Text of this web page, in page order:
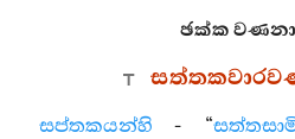
ඡක්ක
සප්තකයන්හි - “